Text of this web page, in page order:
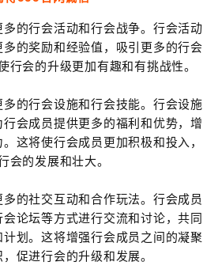
的行会活动和行会战争。行会活动
的奖励和经验值，吸引更多的行会
行会的升级更加有趣和有挑战性。
的行会设施和行会技能。行会设施
会成员提供更多的福利和优势，增
这将使行会成员更加积极和投入，
会的发展和壮大。
的社交互动和合作玩法。行会成员
论坛等方式进行交流和讨论，共同
划。这将增强行会成员之间的凝聚
促进行会的升级和发展。